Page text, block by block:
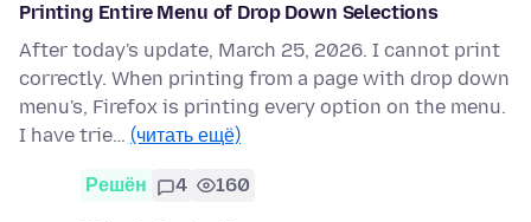
Printing Entire Menu of Drop Down Selections
After today's update, March 25, 2026. I cannot print
correctly. When printing from a page with drop down
menu's, Firefox is printing every option on the menu.
I have trie… (читать ещё)
Решён 4 160